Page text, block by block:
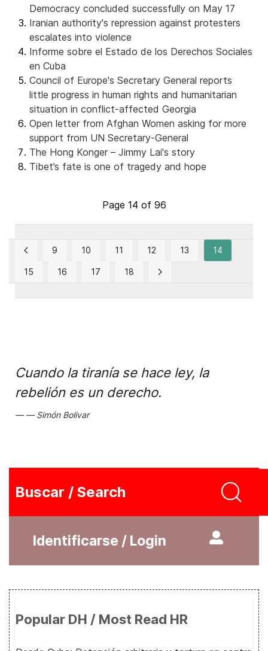
Democracy concluded successfully on May 17
Iranian authority's repression against protesters
escalates into violence
Informe sobre el Estado de los Derechos Sociales
en Cuba
Council of Europe's Secretary General reports
little progress in human rights and humanitarian
situation in conflict-affected Georgia
Open letter from Afghan Women asking for more
support from UN Secretary-General
The Hong Konger – Jimmy Lai's story
Tibet’s fate is one of tragedy and hope
Page 14 of 96
9 10 11 12 13 14
15 16 17 18
Cuando la tiranía se hace ley, la
rebelión es un derecho.
Simón Bolivar
Buscar / Search
Identificarse / Login
Popular DH / Most Read HR